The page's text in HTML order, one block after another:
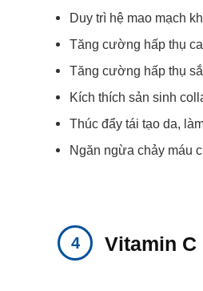
Duy trì hệ mao mạch
Tăng cường hấp thụ
Tăng cường hấp thụ
Kích thích sản sinh
Thúc đẩy tái tạo da,
Ngăn ngừa chảy máu
Vitamin C